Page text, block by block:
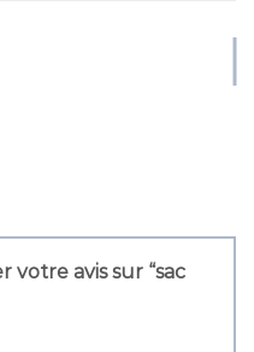
votre avis sur “sac